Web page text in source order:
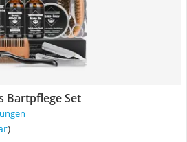
Bartpflege Set
)